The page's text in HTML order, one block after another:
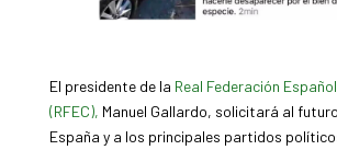
El presidente de la Real Federación
(RFEC), Manuel Gallardo, solicitará al
España y a los principales partidos